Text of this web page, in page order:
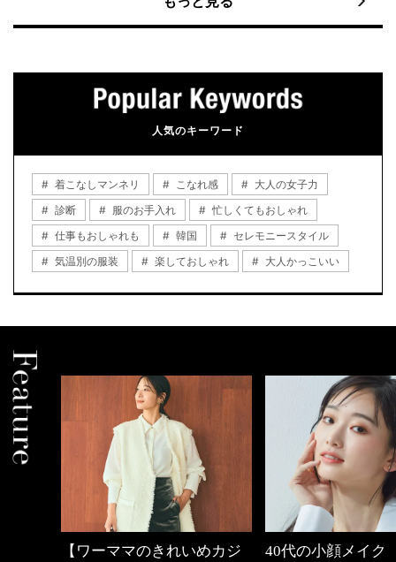
人気のキーワード
着こなしマンネリ こなれ感
大人の女子力
診断
服のお手入れ
忙しくてもおしゃれ
仕事もおしゃれも
韓国
セレモニースタイル
気温別の服装
楽しておしゃれ 大人かっこいい
ママのきれいめカジ
40代の小顔メイク